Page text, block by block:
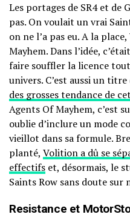
Les portages de SR4 et
pas. On voulait un vrai
on ne l’a pas eu. A la
Mayhem. Dans l’idée,
faire souffler la licence
univers. C’est aussi un titre
des grosses tendance de
Agents Of Mayhem, c’est
oublie d’inclure un mode
vieillot dans sa formule.
planté, Volition a dû se
effectifs et, désormais, le
Saints Row sans doute sur
Resistance et